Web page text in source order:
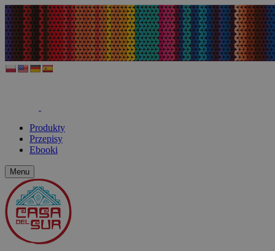
Produkty
Przepisy
Ebooki
Menu